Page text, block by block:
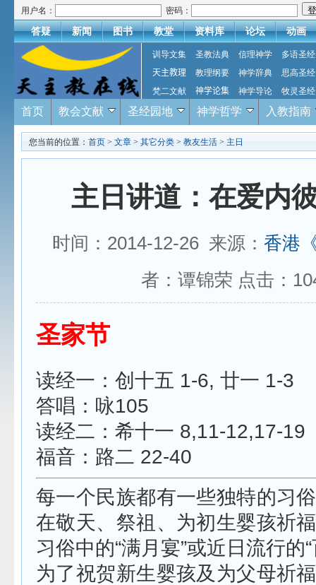
用户名： 密码：
答疑 新闻 图书 教堂 资料库 论坛 动画
训导文集 圣教法典 信理神学
多语圣经
天主教理
教理纲要 神学辞典
思高圣经
梵二文献
神学论集 神学导论 牧灵圣经
首页 教会文献 圣经园地 神学哲学 入教指南
您当前的位置： 首页 > 文章 > 其它分类 > 教友生活 > 主日
主日讲道：在爱内
时间：2014-12-26 来源： 香港
者：谭锦荣 点击：
圣家节
读经一：创十五 1-6, 廿一 1-3
答唱：咏105
读经二：希十一 8,11-12,17-19
福音：路二 22-40
每一个民族都有一些独特的习
在敬天、祭祖、为初生婴孩祈
习俗中的“满月宴”或近日流行的
为了祝贺新生婴孩及为父母祈